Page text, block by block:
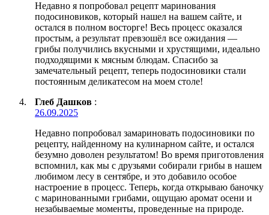
Недавно я попробовал рецепт маринования
подосиновиков, который нашел на вашем сайте, и
остался в полном восторге! Весь процесс оказался
простым, а результат превзошёл все ожидания —
грибы получились вкусными и хрустящими, идеально
подходящими к мясным блюдам. Спасибо за
замечательный рецепт, теперь подосиновики стали
постоянным деликатесом на моем столе!
Глеб Дашков :
26.09.2025
Недавно попробовал замариновать подосиновики по
рецепту, найденному на кулинарном сайте, и остался
безумно доволен результатом! Во время приготовления
вспомнил, как мы с друзьями собирали грибы в нашем
любимом лесу в сентябре, и это добавило особое
настроение в процесс. Теперь, когда открываю баночку
с маринованными грибами, ощущаю аромат осени и
незабываемые моменты, проведенные на природе.